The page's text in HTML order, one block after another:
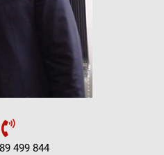
499 844